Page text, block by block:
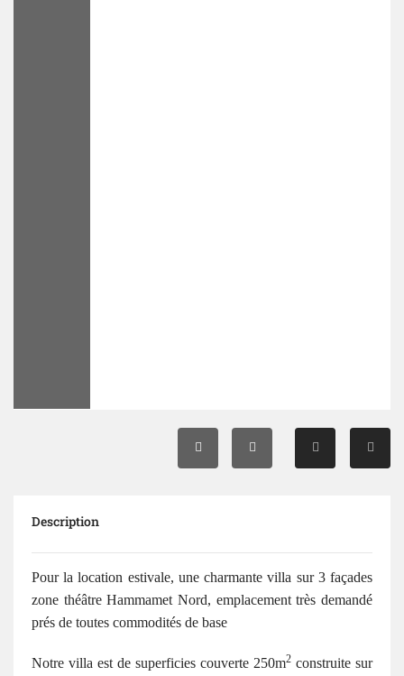
Description
Pour la location estivale, une charmante villa sur 3 façades
zone théâtre Hammamet Nord, emplacement très demandé
prés de toutes commodités de base
Notre villa est de superficies couverte 250m2 construite sur